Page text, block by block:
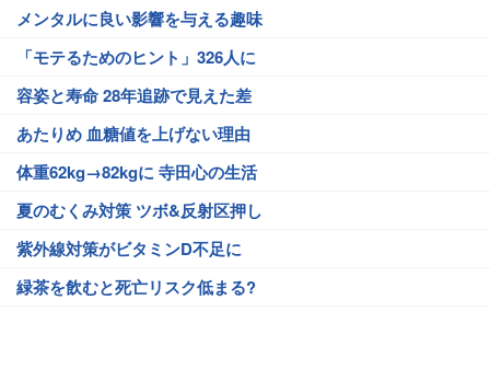
メンタルに良い影響を与える趣味
「モテるためのヒント」326人に
容姿と寿命 28年追跡で見えた差
あたりめ 血糖値を上げない理由
体重62kg→82kgに 寺田心の生活
夏のむくみ対策 ツボ&反射区押し
紫外線対策がビタミンD不足に
緑茶を飲むと死亡リスク低まる?